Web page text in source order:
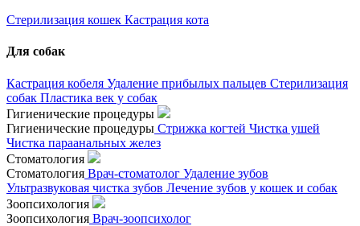
Стерилизация кошек Кастрация кота
Для собак
Кастрация кобеля Удаление прибылых пальцев Стерилизация
собак Пластика век у собак
Гигиенические процедуры
Гигиенические процедуры Стрижка когтей Чистка ушей
Чистка параанальных желез
Стоматология
Стоматология Врач-стоматолог Удаление зубов
Ультразвуковая чистка зубов Лечение зубов у кошек и собак
Зоопсихология
Зоопсихология Врач-зоопсихолог